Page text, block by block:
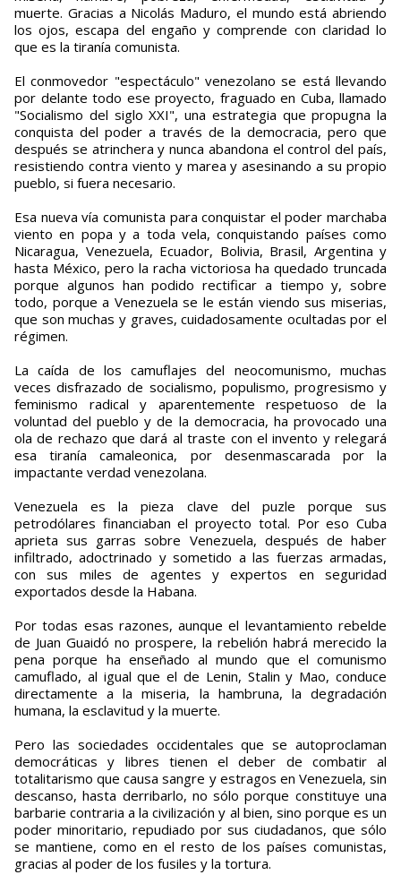
muerte. Gracias a Nicolás Maduro, el mundo está abriendo
los ojos, escapa del engaño y comprende con claridad lo
que es la tiranía comunista.
El conmovedor "espectáculo" venezolano se está llevando
por delante todo ese proyecto, fraguado en Cuba, llamado
"Socialismo del siglo XXI", una estrategia que propugna la
conquista del poder a través de la democracia, pero que
después se atrinchera y nunca abandona el control del país,
resistiendo contra viento y marea y asesinando a su propio
pueblo, si fuera necesario.
Esa nueva vía comunista para conquistar el poder marchaba
viento en popa y a toda vela, conquistando países como
Nicaragua, Venezuela, Ecuador, Bolivia, Brasil, Argentina y
hasta México, pero la racha victoriosa ha quedado truncada
porque algunos han podido rectificar a tiempo y, sobre
todo, porque a Venezuela se le están viendo sus miserias,
que son muchas y graves, cuidadosamente ocultadas por el
régimen.
La caída de los camuflajes del neocomunismo, muchas
veces disfrazado de socialismo, populismo, progresismo y
feminismo radical y aparentemente respetuoso de la
voluntad del pueblo y de la democracia, ha provocado una
ola de rechazo que dará al traste con el invento y relegará
esa tiranía camaleonica, por desenmascarada por la
impactante verdad venezolana.
Venezuela es la pieza clave del puzle porque sus
petrodólares financiaban el proyecto total. Por eso Cuba
aprieta sus garras sobre Venezuela, después de haber
infiltrado, adoctrinado y sometido a las fuerzas armadas,
con sus miles de agentes y expertos en seguridad
exportados desde la Habana.
Por todas esas razones, aunque el levantamiento rebelde
de Juan Guaidó no prospere, la rebelión habrá merecido la
pena porque ha enseñado al mundo que el comunismo
camuflado, al igual que el de Lenin, Stalin y Mao, conduce
directamente a la miseria, la hambruna, la degradación
humana, la esclavitud y la muerte.
Pero las sociedades occidentales que se autoproclaman
democráticas y libres tienen el deber de combatir al
totalitarismo que causa sangre y estragos en Venezuela, sin
descanso, hasta derribarlo, no sólo porque constituye una
barbarie contraria a la civilización y al bien, sino porque es un
poder minoritario, repudiado por sus ciudadanos, que sólo
se mantiene, como en el resto de los países comunistas,
gracias al poder de los fusiles y la tortura.